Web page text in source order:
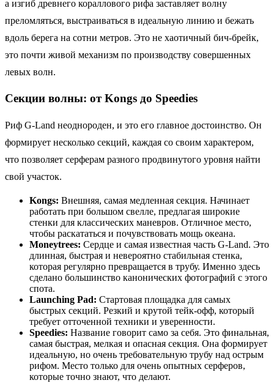
а изгиб древнего кораллового рифа заставляет волну
преломляться, выстраиваться в идеальную линию и бежать
вдоль берега на сотни метров. Это не хаотичный бич-брейк,
это почти живой механизм по производству совершенных
левых волн.
Секции волны: от Kongs до Speedies
Риф G-Land неоднороден, и это его главное достоинство. Он
формирует несколько секций, каждая со своим характером,
что позволяет серферам разного продвинутого уровня найти
свой участок.
Kongs: Внешняя, самая медленная секция. Начинает
работать при большом свелле, предлагая широкие
стенки для классических маневров. Отличное место,
чтобы раскататься и почувствовать мощь океана.
Moneytrees: Сердце и самая известная часть G-Land. Это
длинная, быстрая и невероятно стабильная стенка,
которая регулярно превращается в трубу. Именно здесь
сделано большинство канонических фотографий с этого
спота.
Launching Pad: Стартовая площадка для самых
быстрых секций. Резкий и крутой тейк-офф, который
требует отточенной техники и уверенности.
Speedies: Название говорит само за себя. Это финальная,
самая быстрая, мелкая и опасная секция. Она формирует
идеальную, но очень требовательную трубу над острым
рифом. Место только для очень опытных серферов,
которые точно знают, что делают.